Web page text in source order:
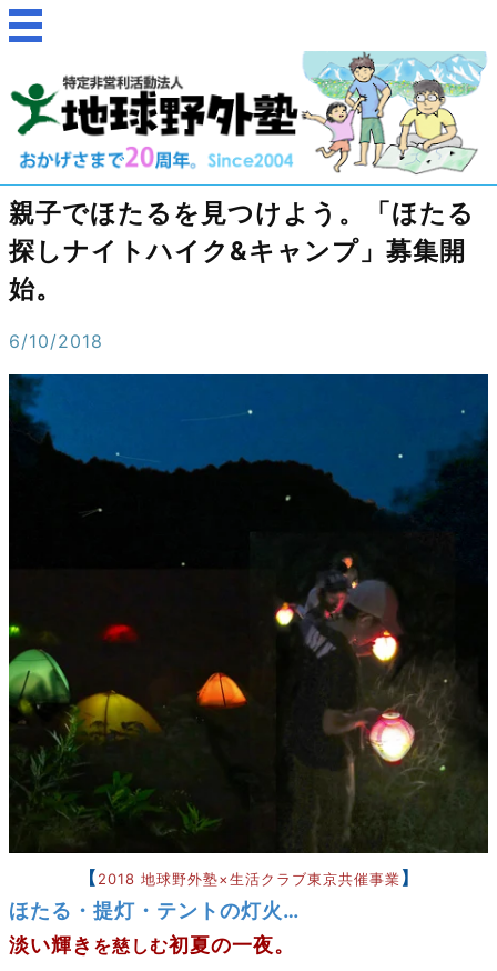
親子でほたるを見つけよう。「ほたる
探しナイトハイク&キャンプ」募集開
始。
6/10/2018
【2018 地球野外塾×生活クラブ東京共催事業】
ほたる・提灯・テントの灯火…
淡い輝き を慈しむ初夏の一夜。